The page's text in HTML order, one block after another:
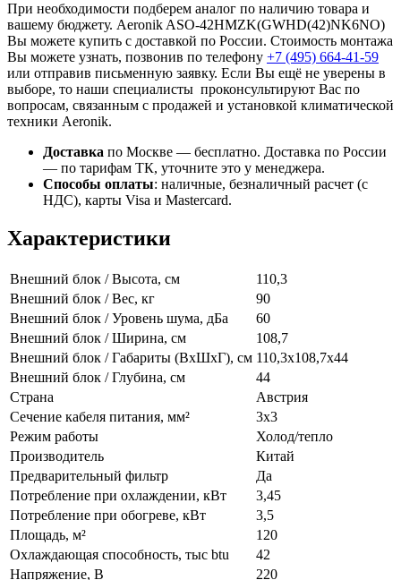
При необходимости подберем аналог по наличию товара и
вашему бюджету. Aeronik ASO-42HMZK(GWHD(42)NK6NO)
Вы можете купить с доставкой по России. Стоимость монтажа
Вы можете узнать, позвонив по телефону +7 (495) 664-41-59
или отправив письменную заявку. Если Вы ещё не уверены в
выборе, то наши специалисты проконсультируют Вас по
вопросам, связанным с продажей и установкой климатической
техники Aeronik.
Доставка по Москве — бесплатно. Доставка по России
— по тарифам ТК, уточните это у менеджера.
Способы оплаты: наличные, безналичный расчет (с
НДС), карты Visa и Mastercard.
Характеристики
Внешний блок / Высота, см
110,3
Внешний блок / Вес, кг
90
Внешний блок / Уровень шума, дБа
60
Внешний блок / Ширина, см
108,7
Внешний блок / Габариты (ВхШхГ), см 110,3x108,7х44
Внешний блок / Глубина, см
44
Страна
Австрия
Сечение кабеля питания, мм²
3х3
Режим работы
Холод/тепло
Производитель
Китай
Предварительный фильтр
Да
Потребление при охлаждении, кВт
3,45
Потребление при обогреве, кВт
3,5
Площадь, м²
120
Охлаждающая способность, тыс btu
42
Напряжение, В
220